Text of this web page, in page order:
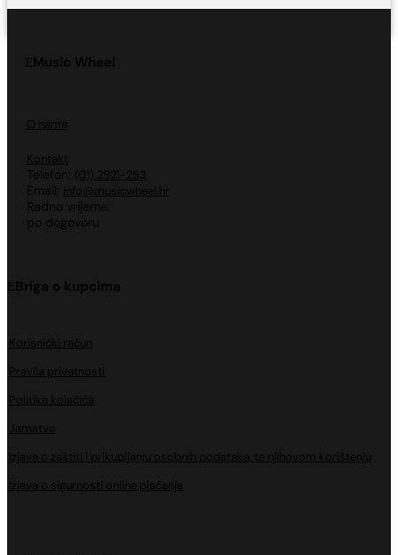
Music Wheel
O nama
Kontakt
Telefon: (01) 2921-253
Email: info@musicwheel.hr
Radno vrijeme:
po dogovoru
Briga o kupcima
Korisnički račun
Pravila privatnosti
Politika kolačića
Jamstvo
Izjava o zaštiti i prikupljanju osobnih podataka, te njihovom korištenju
Izjava o sigurnosti online plaćanja